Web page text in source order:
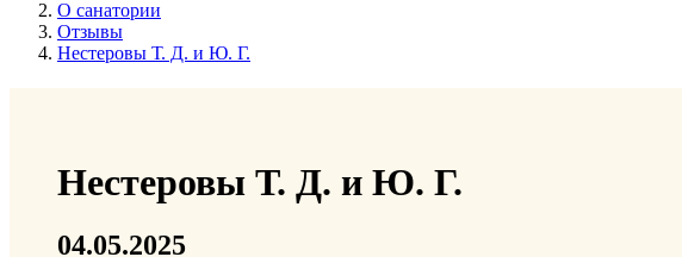
О санатории
Отзывы
Нестеровы Т. Д. и Ю. Г.
Нестеровы Т. Д. и Ю. Г.
04.05.2025